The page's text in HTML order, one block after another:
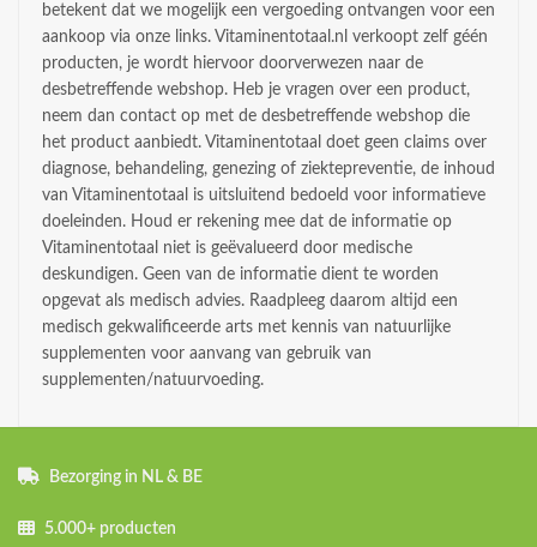
betekent dat we mogelijk een vergoeding ontvangen voor een
aankoop via onze links. Vitaminentotaal.nl verkoopt zelf géén
producten, je wordt hiervoor doorverwezen naar de
desbetreffende webshop. Heb je vragen over een product,
neem dan contact op met de desbetreffende webshop die
het product aanbiedt. Vitaminentotaal doet geen claims over
diagnose, behandeling, genezing of ziektepreventie, de inhoud
van Vitaminentotaal is uitsluitend bedoeld voor informatieve
doeleinden. Houd er rekening mee dat de informatie op
Vitaminentotaal niet is geëvalueerd door medische
deskundigen. Geen van de informatie dient te worden
opgevat als medisch advies. Raadpleeg daarom altijd een
medisch gekwalificeerde arts met kennis van natuurlijke
supplementen voor aanvang van gebruik van
supplementen/natuurvoeding.
Bezorging in NL & BE
5.000+ producten